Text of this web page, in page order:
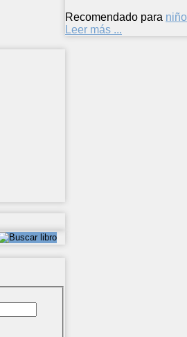
Recomendado para
Leer más ...